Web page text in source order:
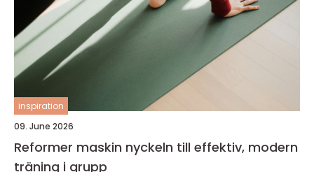
inspiration
09. June 2026
Reformer maskin nyckeln till effektiv, modern
träning i grupp